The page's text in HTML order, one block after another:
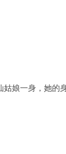
姑娘一身，她的